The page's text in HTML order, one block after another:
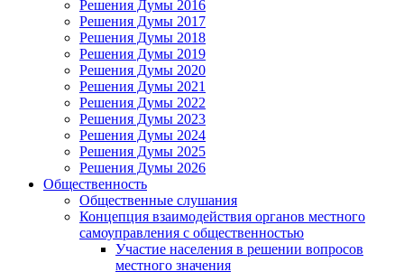
Решения Думы 2016
Решения Думы 2017
Решения Думы 2018
Решения Думы 2019
Решения Думы 2020
Решения Думы 2021
Решения Думы 2022
Решения Думы 2023
Решения Думы 2024
Решения Думы 2025
Решения Думы 2026
Общественность
Общественные слушания
Концепция взаимодействия органов местного
самоуправления с общественностью
Участие населения в решении вопросов
местного значения